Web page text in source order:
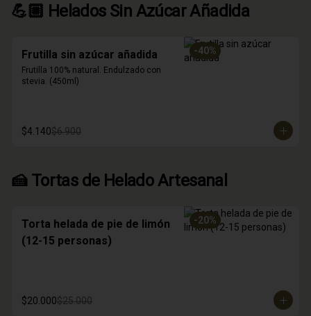
💪🏼 Helados Sin Azúcar Añadida
-40%
Frutilla sin azúcar añadida
Frutilla 100% natural. Endulzado con
stevia. (450ml)
$4.140$6.900
🍰 Tortas de Helado Artesanal
-20%
Torta helada de pie de limón
(12-15 personas)
$20.000$25.000